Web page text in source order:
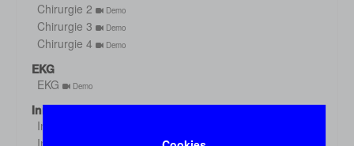
Chirurgie 2 Demo
Chirurgie 3 Demo
Chirurgie 4 Demo
EKG
EKG
Demo
Innere Medizin
Innere Medizin 1
Innere Medizin 2